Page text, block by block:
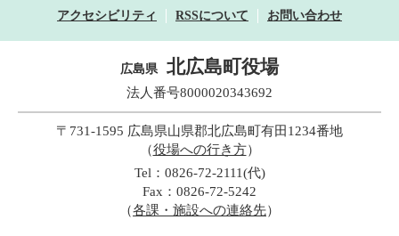
アクセシビリティ
RSSについて お問い合わせ
広島県 北広島町役場
法人番号8000020343692
〒731-1595 広島県山県郡北広島町有田1234番地
（役場への行き方）
Tel：0826-72-2111(代)
Fax：0826-72-5242
（各課・施設への連絡先）